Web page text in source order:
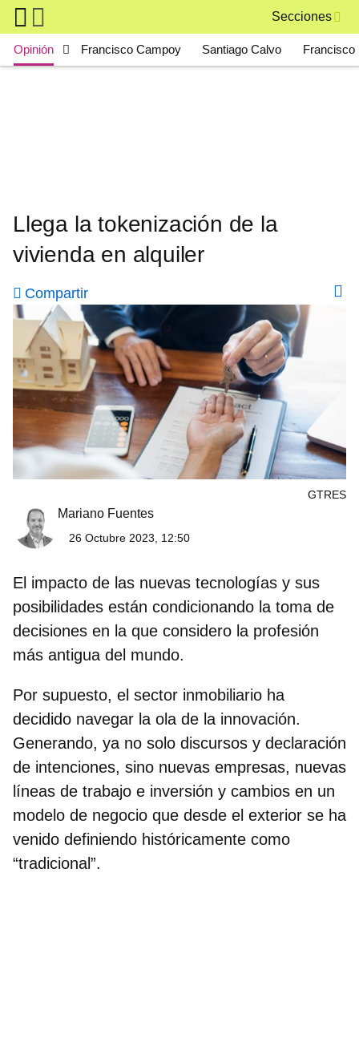
Skip to main content
Secciones
Main navigation
Opinión Francisco Campoy Santiago Calvo Francisco
Llega la tokenización de la
vivienda en alquiler
Compartir
GTRES
Mariano Fuentes
26 Octubre 2023, 12:50
El impacto de las nuevas tecnologías y sus
posibilidades están condicionando la toma de
decisiones en la que considero la profesión
más antigua del mundo.
Por supuesto, el sector inmobiliario ha
decidido navegar la ola de la innovación.
Generando, ya no solo discursos y declaración
de intenciones, sino nuevas empresas, nuevas
líneas de trabajo e inversión y cambios en un
modelo de negocio que desde el exterior se ha
venido definiendo históricamente como
“tradicional”.